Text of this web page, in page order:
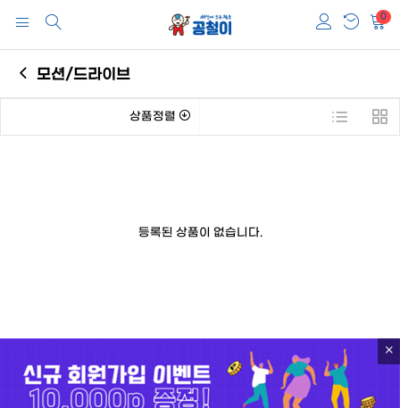
0
모션/드라이브
상품정렬
등록된 상품이 없습니다.